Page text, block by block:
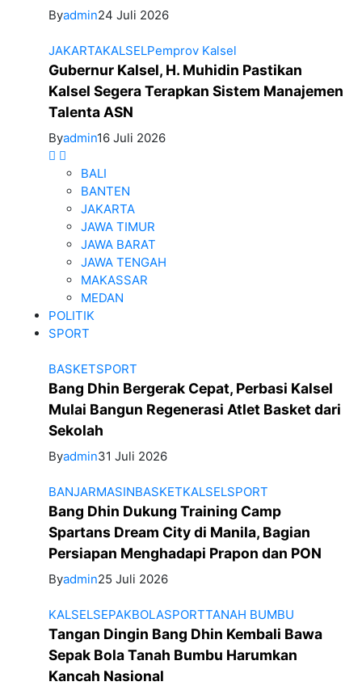
Byadmin24 Juli 2026
JAKARTAKALSELPemprov Kalsel
Gubernur Kalsel, H. Muhidin Pastikan
Kalsel Segera Terapkan Sistem Manajemen
Talenta ASN
Byadmin16 Juli 2026
BALI
BANTEN
JAKARTA
JAWA TIMUR
JAWA BARAT
JAWA TENGAH
MAKASSAR
MEDAN
POLITIK
SPORT
BASKETSPORT
Bang Dhin Bergerak Cepat, Perbasi Kalsel
Mulai Bangun Regenerasi Atlet Basket dari
Sekolah
Byadmin31 Juli 2026
BANJARMASINBASKETKALSELSPORT
Bang Dhin Dukung Training Camp
Spartans Dream City di Manila, Bagian
Persiapan Menghadapi Prapon dan PON
Byadmin25 Juli 2026
KALSELSEPAKBOLASPORTTANAH BUMBU
Tangan Dingin Bang Dhin Kembali Bawa
Sepak Bola Tanah Bumbu Harumkan
Kancah Nasional